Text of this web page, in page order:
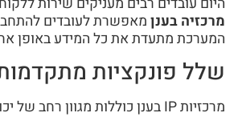
מרכזיה בענן מאפשרת לעובדים
המערכת מתעדת את כל המידע באופן
שלל פונקציות
מרכזיות IP בענן כוללות מגוון רחב של יכולות חכמות לשדרוג השירות: